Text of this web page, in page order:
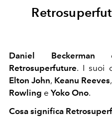
Daniel Beckerman è
Retrosuperfuture. I suoi
Elton John, Keanu Reeves,
Rowling e Yoko Ono.
Cosa significa